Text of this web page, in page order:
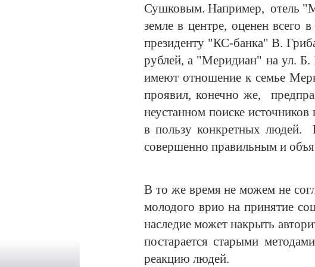
Сушковым. Например, отель
земле в центре, оценен всего
президенту "КС-банка" В.
рублей, а "Меридиан" на ул. Б.
имеют отношение к семье
проявил, конечно же,
неустанном поиске
в пользу конкретных людей.
совершенно правильным и
В то же время не можем не
молодого врио на принятие
наследие может накрыть
постарается старыми
реакцию людей.